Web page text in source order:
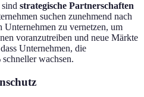
strategische Partnerschaften
suchen zunehmend nach
zu vernetzen, um
voranzutreiben und neue Märkte
Unternehmen, die
wachsen.